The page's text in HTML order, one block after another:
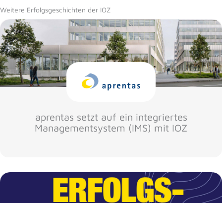
Weitere Erfolgsgeschichten der IOZ
aprentas setzt auf ein integriertes
Managementsystem (IMS) mit IOZ